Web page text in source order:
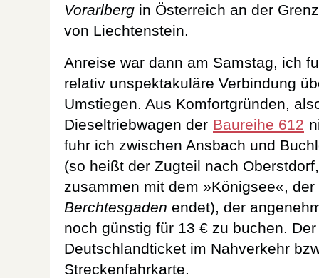
Vorarlberg in Österreich an der
von Liechtenstein.
Anreise war dann am Samstag, ich
relativ unspektakuläre Verbindung
Umstiegen. Aus Komfortgründen,
Dieseltriebwagen der Baureihe 612
fuhr ich zwischen Ansbach und
(so heißt der Zugteil nach
zusammen mit dem »Königsee«,
Berchtesgaden endet), der
noch günstig für 13 € zu buchen.
Deutschlandticket im Nahverkehr
Streckenfahrkarte.